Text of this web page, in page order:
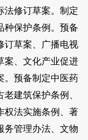
法修订草案。制定
种保护条例。预备
订草案、广播电视
案、文化产业促进
。预备制定中医药
建筑保护条例、
权法实施条例、著
务管理办法、文物